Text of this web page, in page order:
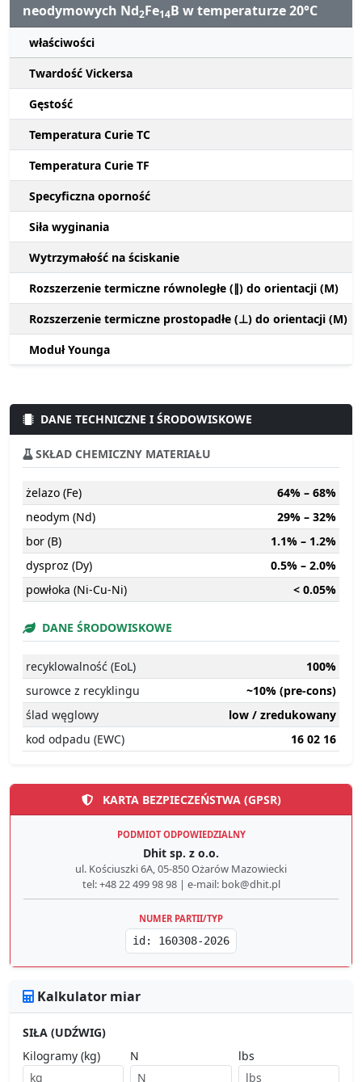
neodymowych Nd2Fe14B w temperaturze 20°C
właściwości
Twardość Vickersa
Gęstość
Temperatura Curie TC
Temperatura Curie TF
Specyficzna oporność
Siła wyginania
Wytrzymałość na ściskanie
Rozszerzenie termiczne równoległe (∥) do orientacji (M)
Rozszerzenie termiczne prostopadłe (⊥) do orientacji (M)
Moduł Younga
DANE TECHNICZNE I ŚRODOWISKOWE
SKŁAD CHEMICZNY MATERIAŁU
żelazo (Fe)
64% – 68%
neodym (Nd)
29% – 32%
bor (B)
1.1% – 1.2%
dysproz (Dy)
0.5% – 2.0%
powłoka (Ni-Cu-Ni)
< 0.05%
DANE ŚRODOWISKOWE
recyklowalność (EoL)
100%
surowce z recyklingu
~10% (pre-cons)
ślad węglowy
low / zredukowany
kod odpadu (EWC)
16 02 16
KARTA BEZPIECZEŃSTWA (GPSR)
PODMIOT ODPOWIEDZIALNY
Dhit sp. z o.o.
ul. Kościuszki 6A, 05-850 Ożarów Mazowiecki
tel: +48 22 499 98 98 | e-mail: bok@dhit.pl
NUMER PARTII/TYP
id: 160308-2026
Kalkulator miar
SIŁA (UDŹWIG)
Kilogramy (kg)
N lbs